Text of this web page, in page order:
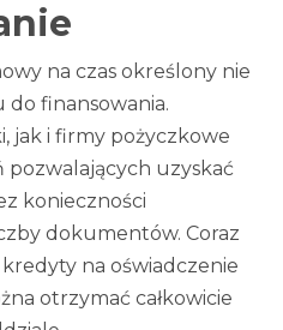
na czas określony nie
finansowania.
jak i firmy pożyczkowe
pozwalających uzyskać
konieczności
dokumentów. Coraz
na oświadczenie
otrzymać całkowicie